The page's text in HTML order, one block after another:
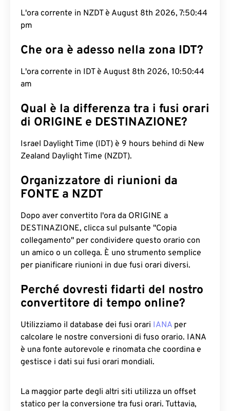
L'ora corrente in NZDT è August 8th 2026, 7:50:45
pm
Che ora è adesso nella zona IDT?
L'ora corrente in IDT è August 8th 2026, 10:50:45
am
Qual è la differenza tra i fusi orari
di ORIGINE e DESTINAZIONE?
Israel Daylight Time (IDT) è 9 hours behind di New
Zealand Daylight Time (NZDT).
Organizzatore di riunioni da
FONTE a NZDT
Dopo aver convertito l'ora da ORIGINE a
DESTINAZIONE, clicca sul pulsante "Copia
collegamento" per condividere questo orario con
un amico o un collega. È uno strumento semplice
per pianificare riunioni in due fusi orari diversi.
Perché dovresti fidarti del nostro
convertitore di tempo online?
Utilizziamo il database dei fusi orari IANA per
calcolare le nostre conversioni di fuso orario. IANA
è una fonte autorevole e rinomata che coordina e
gestisce i dati sui fusi orari mondiali.
La maggior parte degli altri siti utilizza un offset
statico per la conversione tra fusi orari. Tuttavia,